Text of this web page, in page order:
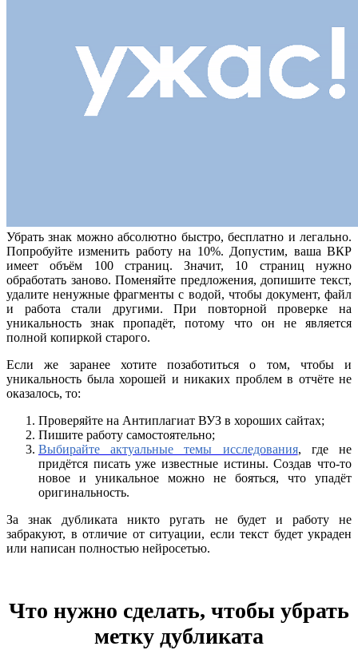
Убрать знак можно абсолютно быстро, бесплатно и легально.
Попробуйте изменить работу на 10%. Допустим, ваша ВКР
имеет объём 100 страниц. Значит, 10 страниц нужно
обработать заново. Поменяйте предложения, допишите текст,
удалите ненужные фрагменты с водой, чтобы документ, файл
и работа стали другими. При повторной проверке на
уникальность знак пропадёт, потому что он не является
полной копиркой старого.
Если же заранее хотите позаботиться о том, чтобы и
уникальность была хорошей и никаких проблем в отчёте не
оказалось, то:
Проверяйте на Антиплагиат ВУЗ в хороших сайтах;
Пишите работу самостоятельно;
Выбирайте актуальные темы исследования, где не
придётся писать уже известные истины. Создав что-то
новое и уникальное можно не бояться, что упадёт
оригинальность.
За знак дубликата никто ругать не будет и работу не
забракуют, в отличие от ситуации, если текст будет украден
или написан полностью нейросетью.
Что нужно сделать, чтобы убрать
метку дубликата